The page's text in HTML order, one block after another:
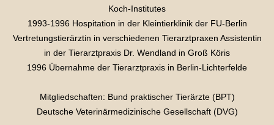
Koch-Institutes
1993-1996 Hospitation in der Kleintierklinik der FU-Berlin
Vertretungstierärztin in verschiedenen Tierarztpraxen Assistentin
in der Tierarztpraxis Dr. Wendland in Groß Köris
1996 Übernahme der Tierarztpraxis in Berlin-Lichterfelde
Mitgliedschaften: Bund praktischer Tierärzte (BPT)
Deutsche Veterinärmedizinische Gesellschaft (DVG)